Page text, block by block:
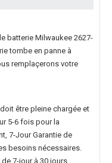
batterie Milwaukee 2627-
tombe en panne à
remplaçerons votre
doit être pleine chargée et
5-6 fois pour la
7-Jour Garantie de
besoins nécessaires.
7-jour à 30 jours.